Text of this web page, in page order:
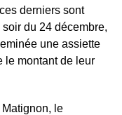
derniers sont
du 24 décembre,
une assiette
le montant de leur
le